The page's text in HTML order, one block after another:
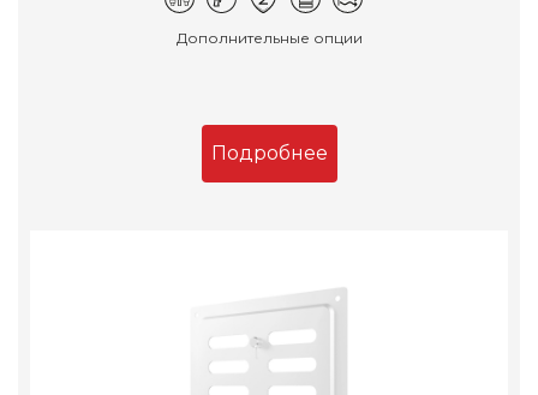
Дополнительные опции
Подробнее